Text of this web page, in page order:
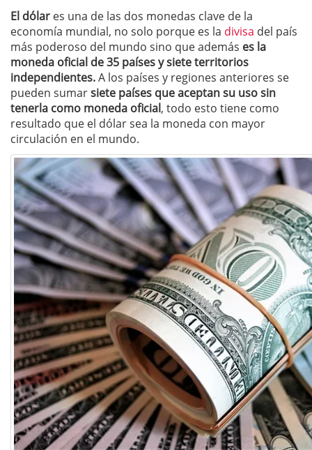
El dólar es una de las dos monedas clave de la
economía mundial, no solo porque es la divisa del país
más poderoso del mundo sino que además es la
moneda oficial de 35 países y siete territorios
independientes.A los países y regiones anteriores se
pueden sumarsiete países queaceptan su uso sin
tenerla como moneda oficial, todo esto tiene como
resultado que el dólar sea la moneda con mayor
circulación en el mundo.